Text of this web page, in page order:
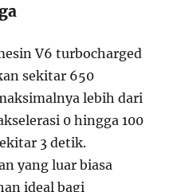
V6 turbocharged
sekitar 650
lebih dari
0 hingga 100
3 detik.
yang luar biasa
ideal bagi